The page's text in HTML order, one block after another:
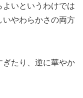
よいというわけでは
いやわらかさの両方
ぎたり、逆に華やか